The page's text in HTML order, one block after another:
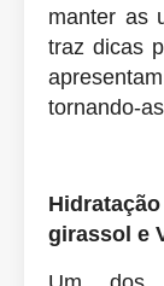
manter as
traz dicas
tornando-
girassol e